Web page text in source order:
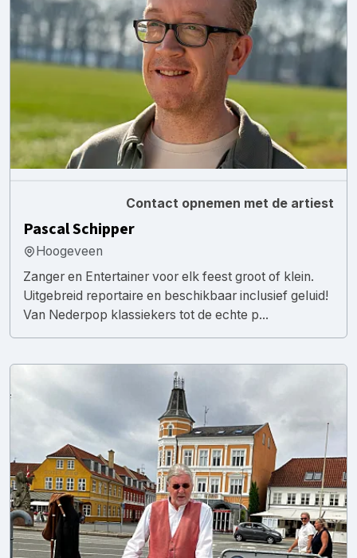
Contact opnemen met de artiest
Pascal Schipper
Hoogeveen
Zanger en Entertainer voor elk feest groot of klein.
Uitgebreid reportaire en beschikbaar inclusief geluid!
Van Nederpop klassiekers tot de echte p...